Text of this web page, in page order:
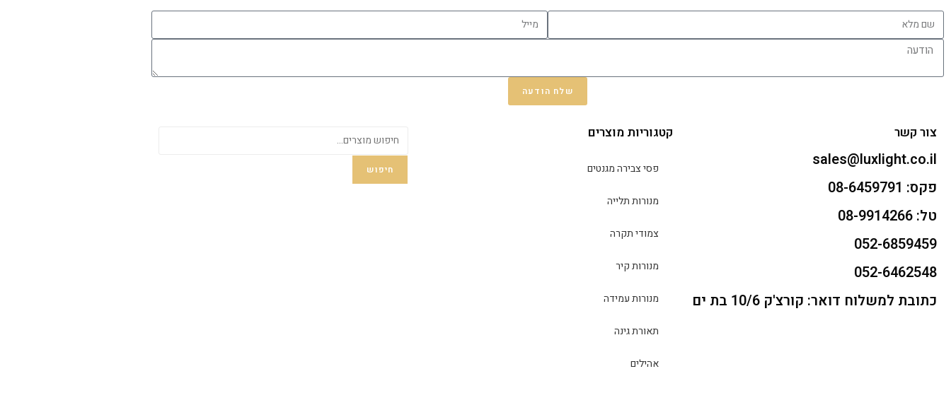
שלח הודעה
צור קשר
sales@luxlight.co.il
פקס: 08-6459791
טל: 08-9914266
052-6859459
052-6462548
כתובת למשלוח דואר: קורצ'ק 10/6 בת ים
קטגוריות מוצרים
פסי צבירה מגנטים
מנורות תלייה
צמודי תקרה
מנורות קיר
מנורות עמידה
תאורת גינה
אהילים
חיפוש